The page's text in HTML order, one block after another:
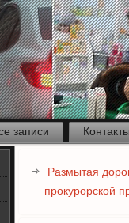
записи
Размытая
прокурорской